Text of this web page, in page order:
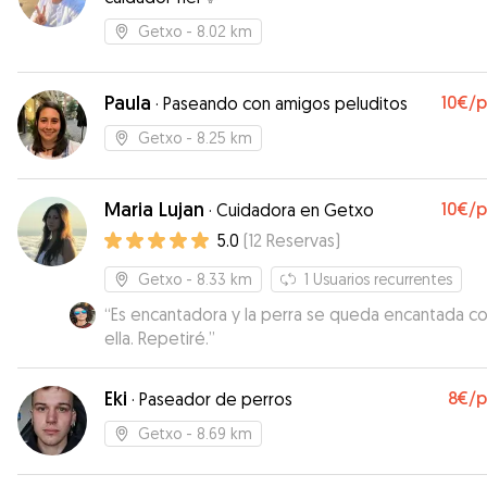
Getxo - 8.02 km
Paula · Paseando con amigos peluditos 10€/
Getxo - 8.25 km
Maria Lujan · Cuidadora en Getxo 10€/
5.0 (12 Reservas)
Getxo - 8.33 km 1 Usuarios recurrentes
“Es encantadora y la perra se queda encantada
ella. Repetiré.”
Eki · Paseador de perros 8€/
Getxo - 8.69 km